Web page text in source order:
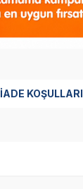
İADE KOŞULLARI